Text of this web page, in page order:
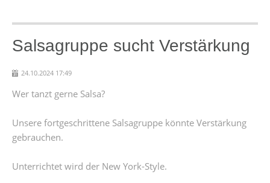
Salsagruppe sucht Verstärkung
24.10.2024 17:49
Wer tanzt gerne Salsa?
Unsere fortgeschrittene Salsagruppe könnte Verstärkung
gebrauchen.
Unterrichtet wird der New York-Style.